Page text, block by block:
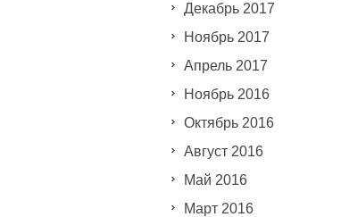
Декабрь 2017
Ноябрь 2017
Апрель 2017
Ноябрь 2016
Октябрь 2016
Август 2016
Май 2016
Март 2016